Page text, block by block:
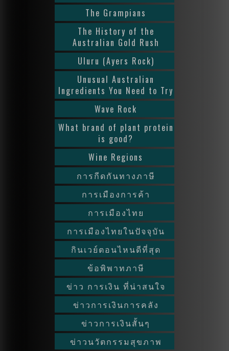
The Grampians
The History of the
Australian Gold Rush
Uluru (Ayers Rock)
Unusual Australian
Ingredients You Need to Try
Wave Rock
What brand of plant protein
is good?
Wine Regions
การกีดกันทางภาษี
การเมืองการค้า
การเมืองไทย
การเมืองไทยในปัจจุบัน
กินเวย์ตอนไหนดีที่สุด
ข้อพิพาทภาษี
ข่าว การเงิน ที่น่าสนใจ
ข่าวการเงินการคลัง
ข่าวการเงินสั้นๆ
ข่าวนวัตกรรมสุขภาพ